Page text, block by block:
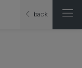
back